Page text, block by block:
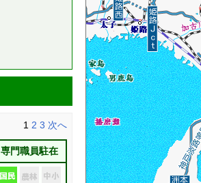
1 2 3 次へ
専門職員駐在